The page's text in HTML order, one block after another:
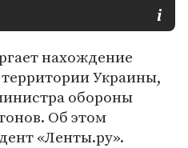
нахождение
Украины,
обороны
Об этом
«Ленты.ру».